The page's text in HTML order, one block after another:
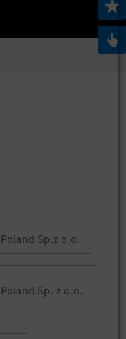
Sp.z o.o.
Sp. z o.o.,